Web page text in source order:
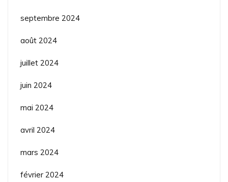
septembre 2024
août 2024
juillet 2024
juin 2024
mai 2024
avril 2024
mars 2024
février 2024